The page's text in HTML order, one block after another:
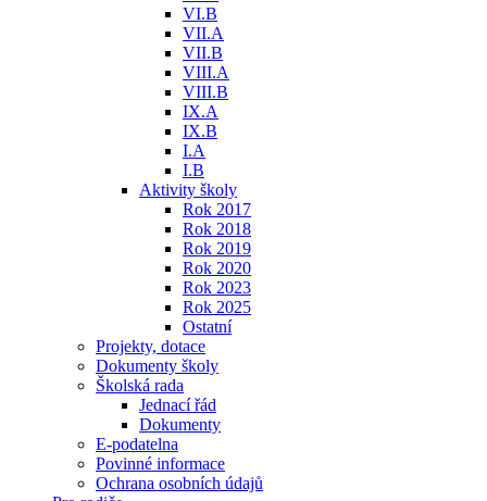
VI.B
VII.A
VII.B
VIII.A
VIII.B
IX.A
IX.B
I.A
I.B
Aktivity školy
Rok 2017
Rok 2018
Rok 2019
Rok 2020
Rok 2023
Rok 2025
Ostatní
Projekty, dotace
Dokumenty školy
Školská rada
Jednací řád
Dokumenty
E-podatelna
Povinné informace
Ochrana osobních údajů